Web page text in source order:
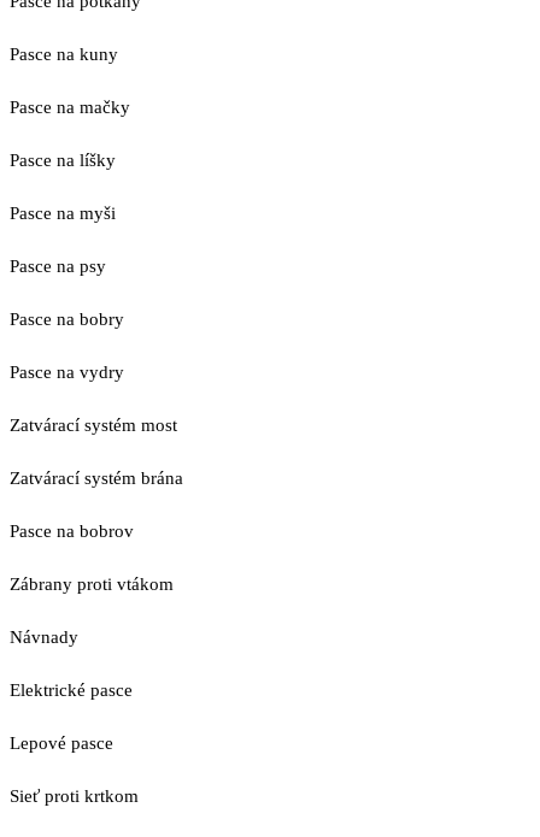
Pasce na kuny
Pasce na mačky
Pasce na líšky
Pasce na myši
Pasce na psy
Pasce na bobry
Pasce na vydry
Zatvárací systém most
Zatvárací systém brána
Pasce na bobrov
Zábrany proti vtákom
Návnady
Elektrické pasce
Lepové pasce
Sieť proti krtkom